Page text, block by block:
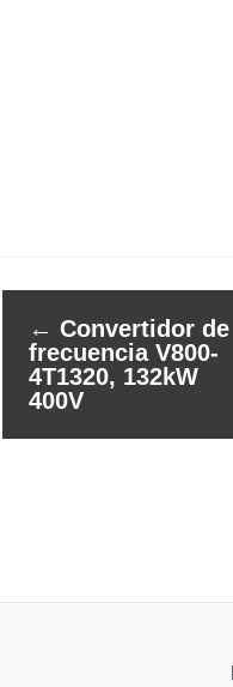
← Convertidor de
frecuencia V800-
4T1320, 132kW
400V